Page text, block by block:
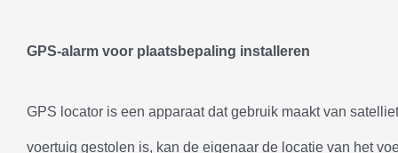
GPS-alarm voor plaatsbepaling installeren
GPS locator is een apparaat dat gebruik maakt van
voertuig gestolen is, kan de eigenaar de locatie van het